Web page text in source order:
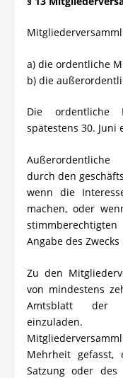
a) die ordentliche
b) die
Die ordentliche
spätestens 30. Juni
durch den
wenn die
machen, oder
Angabe des
Zu den
von mindestens
Amtsblatt der
Mehrheit
Satzung oder des